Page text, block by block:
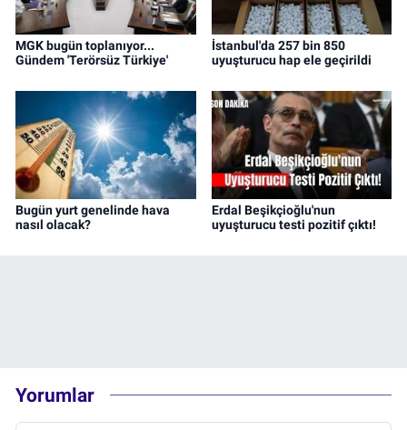
MGK bugün toplanıyor...
Gündem 'Terörsüz Türkiye'
İstanbul'da 257 bin 850
uyuşturucu hap ele geçirildi
Bugün yurt genelinde hava
nasıl olacak?
Erdal Beşikçioğlu'nun
uyuşturucu testi pozitif çıktı!
Yorumlar